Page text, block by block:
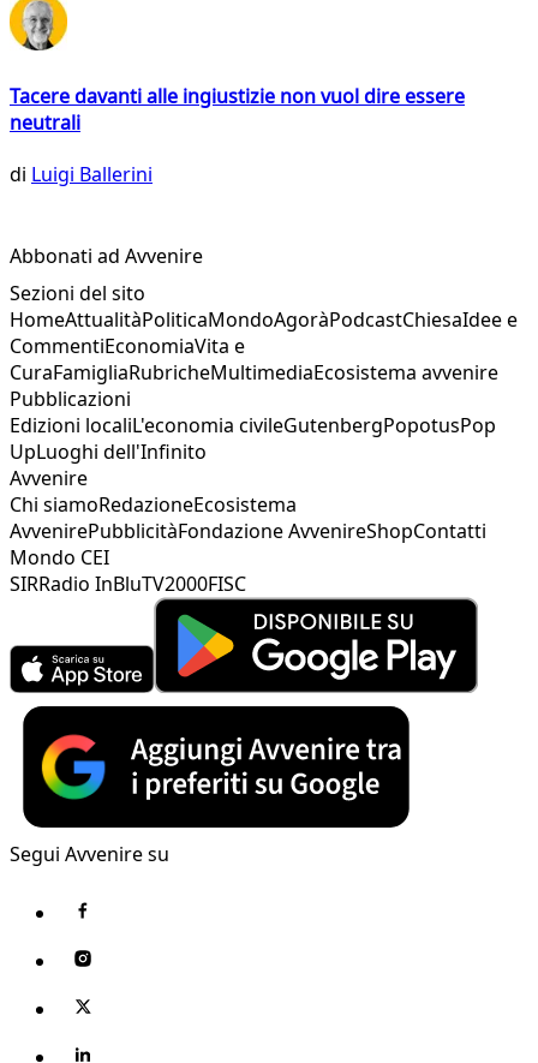
Tacere davanti alle ingiustizie non vuol dire essere
neutrali
di Luigi Ballerini
Abbonati ad Avvenire
Sezioni del sito
HomeAttualitàPoliticaMondoAgoràPodcastChiesaIdee e
CommentiEconomiaVita e
CuraFamigliaRubricheMultimediaEcosistema avvenire
Pubblicazioni
Edizioni localiL'economia civileGutenbergPopotusPop
UpLuoghi dell'Infinito
Avvenire
Chi siamoRedazioneEcosistema
AvvenirePubblicitàFondazione AvvenireShopContatti
Mondo CEI
SIRRadio InBluTV2000FISC
Segui Avvenire su